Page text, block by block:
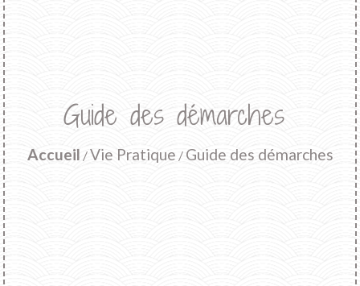
Guide des démarches
Accueil /Vie Pratique / Guide des démarches